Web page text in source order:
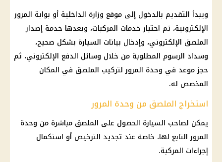
ويبدأ التقديم بالدخول إلى موقع وزارة الداخلية أو بوابة المرور
الإلكترونية، ثم اختيار خدمات المركبات، وبعدها خدمة إصدار
الملصق الإلكتروني، وإدخال بيانات السيارة بشكل صحيح،
وسداد الرسوم المطلوبة من خلال وسائل الدفع الإلكتروني، ثم
حجز موعد في وحدة المرور لتركيب الملصق في المكان
المخصص له.
استخراج الملصق من وحدة المرور
يمكن لصاحب السيارة الحصول على الملصق مباشرة من وحدة
المرور التابع لها، خاصة عند تجديد الترخيص أو استكمال
إجراءات المركبة.